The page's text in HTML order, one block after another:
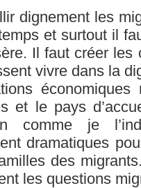
dignement les
et surtout il
Il faut créer les
vivre dans la
et le pays
comme je
dramatiques
des
les questions